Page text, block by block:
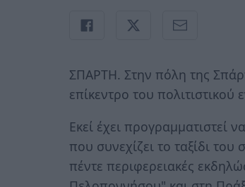
ΣΠΑΡΤΗ. Στην πόλη της
επίκεντρο του
Εκεί έχει προγραμματιστεί
που συνεχίζει το ταξίδι του
πέντε περιφερειακές